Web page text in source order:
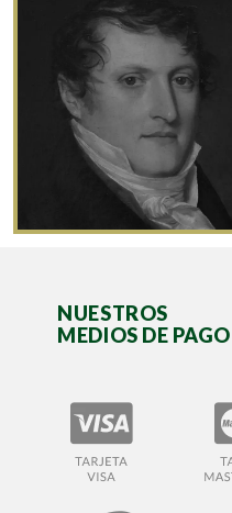
NUESTROS
MEDIOS DE PAGO